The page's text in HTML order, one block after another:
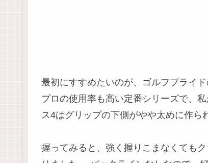
最初にすすめたいのが、ゴルフプライ
プロの使用率も高い定番シリーズで、
ス4はグリップの下側がやや太めに作ら
握ってみると、強く握りこまなくても